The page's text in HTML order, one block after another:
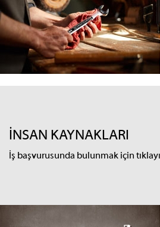
İNSAN KAYNAKLARI
İş başvurusunda bulunmak için